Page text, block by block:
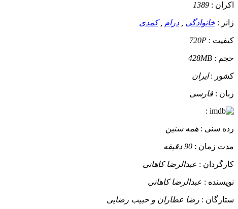
اکران : 1389
ژانر : خانوادگی درام ,کمدی
کیفیت : 720P
حجم : 428MB
کشور :ایران
زبان : فارسی
:
رده سنی : همه سنین
مدت زمان : 90 دقیقه
کارگردان : عبدالرضا کاهانی
نویسنده : عبدالرضا کاهانی
ستارگان : رضا عطاران و حبیب رضایی